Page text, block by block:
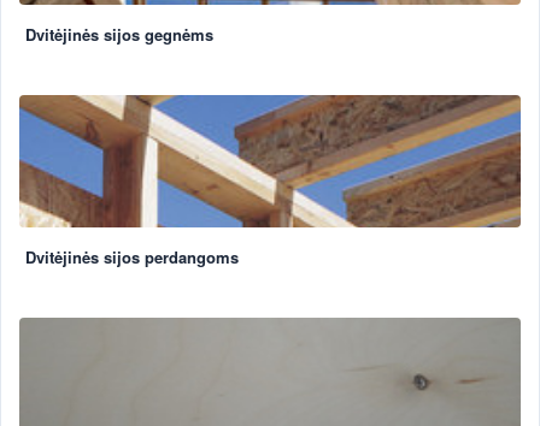
Dvitėjinės sijos gegnėms
Dvitėjinės sijos perdangoms